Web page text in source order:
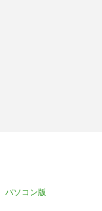
パソコン版